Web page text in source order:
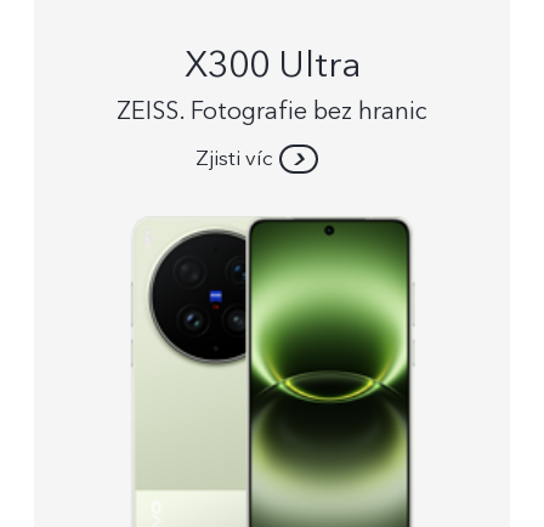
X300 Ultra
ZEISS. Fotografie bez hranic
Zjisti víc